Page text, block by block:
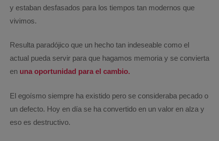
y estaban desfasados para los tiempos tan modernos que
vivimos.
Resulta paradójico que un hecho tan indeseable como el
actual pueda servir para que hagamos memoria y se convierta
en una oportunidad para el cambio.
El egoísmo siempre ha existido pero se consideraba pecado o
un defecto. Hoy en día se ha convertido en un valor en alza y
eso es destructivo.